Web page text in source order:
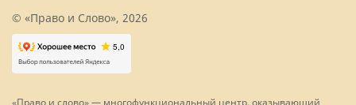
© «Право и Слово», 2026
«Право и слово» — многофункциональный центр, оказывающий